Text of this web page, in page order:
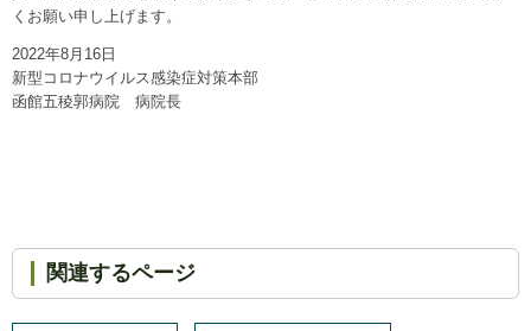
くお願い申し上げます。
2022年8月16日
新型コロナウイルス感染症対策本部
函館五稜郭病院 病院長
関連するページ